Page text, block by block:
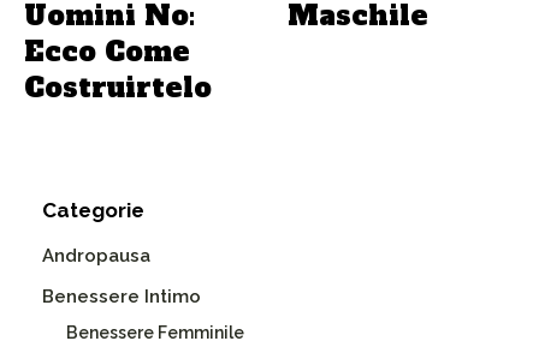
Uomini No:
Ecco Come
Costruirtelo
Maschile
Categorie
Andropausa
Benessere Intimo
Benessere Femminile